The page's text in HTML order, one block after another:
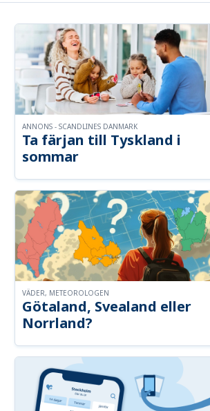
Ta färjan till Tyskland i
sommar
ANNONS - SCANDLINES DANMARK
Götaland, Svealand eller
Norrland?
VÄDER, METEOROLOGEN